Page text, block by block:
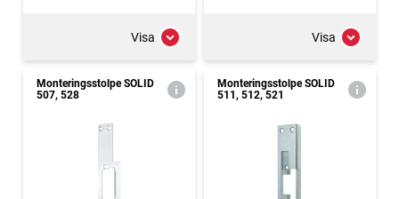
Visa Visa
Monteringsstolpe SOLID
507, 528
Monteringsstolpe SOLID
511, 512, 521